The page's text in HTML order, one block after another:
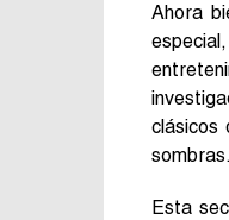
Ahora
clásicos
sombras.
Esta